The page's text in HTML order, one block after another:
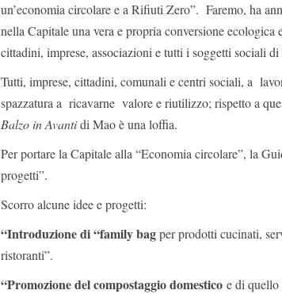
un’economia circolare e a Rifiuti Zero”. Faremo, ha
nella Capitale una vera e propria conversione
cittadini, imprese, associazioni e tutti i soggetti sociali
Tutti, imprese, cittadini, comunali e centri sociali, a
spazzatura a ricavarne valore e riutilizzo; rispetto a
Balzo in Avantidi Mao è una loffia.
Per portare la Capitale alla “Economia circolare”, la
progetti”.
Scorro alcune idee e progetti:
“Introduzione di “family bagper prodotti cucinati,
ristoranti”.
“Promozione del compostaggio domestico e di